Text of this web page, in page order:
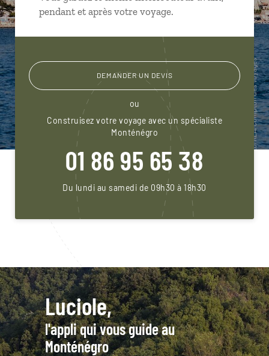
pendant et après votre voyage.
DEMANDER UN DEVIS
ou
Construisez votre voyage avec un spécialiste
Monténégro
01 86 95 65 38
Du lundi au samedi de 09h30 à 18h30
Luciole,
l'appli qui vous guide au
Monténégro